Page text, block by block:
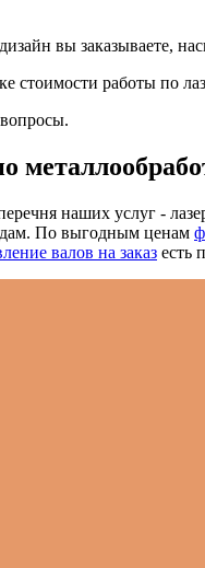
вы заказываете,
работы по
наших услуг -
По выгодным ценам
валов на заказ есть